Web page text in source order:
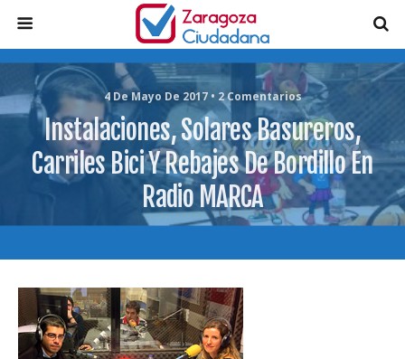
4 De Mayo De 2017 • 2 Comentarios
Instalaciones, Solares Basureros,
Carriles Bici Y Rebajes De Bordillo En
Radio MARCA